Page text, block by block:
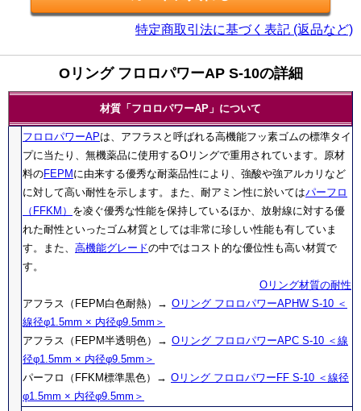
特定商取引法に基づく表記 (返品など)
Oリング フロロパワーAP S-10の詳細
材質「フロロパワーAP」について
フロロパワーAPは、アフラスと呼ばれる高機能フッ素ゴムの標準タイ
プに当たり、無機薬品に使用するOリングで重用されています。原材
料のFEPM に由来する優秀な耐薬品性により、強酸や強アルカリなど
に対して高い耐性を示します。また、耐アミン性に於いてはパーフロ
（FFKM） を凌ぐ優秀な性能を保持しているほか、放射線に対する優
れた耐性といったゴム材質としては非常に珍しい性能も有していま
す。また、 高機能グレードの中ではコスト的な優位性も高い材質で
す。
Oリング材質の耐性
アフラス（FEPM白色耐熱）→ Oリング フロロパワーAPHW S-10 ＜
線径φ1.5mm × 内径φ9.5mm＞
アフラス（FEPM半透明色）→ Oリング フロロパワーAPC S-10 ＜線
径φ1.5mm × 内径φ9.5mm＞
パーフロ（FFKM標準黒色）→ Oリング フロロパワーFF S-10 ＜線径
φ1.5mm × 内径φ9.5mm＞